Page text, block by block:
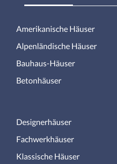
Amerikanische Häuser
Alpenländische Häuser
Bauhaus-Häuser
Betonhäuser
Designerhäuser
Fachwerkhäuser
Klassische Häuser